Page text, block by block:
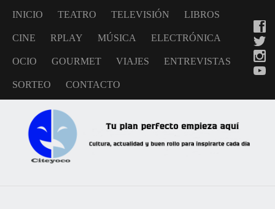
INICIO TEATRO TELEVISIÓN LIBROS
CINE RPLAY MÚSICA ELECTRÓNICA
OCIO GOURMET VIAJES ENTREVISTAS
SORTEO CONTACTO